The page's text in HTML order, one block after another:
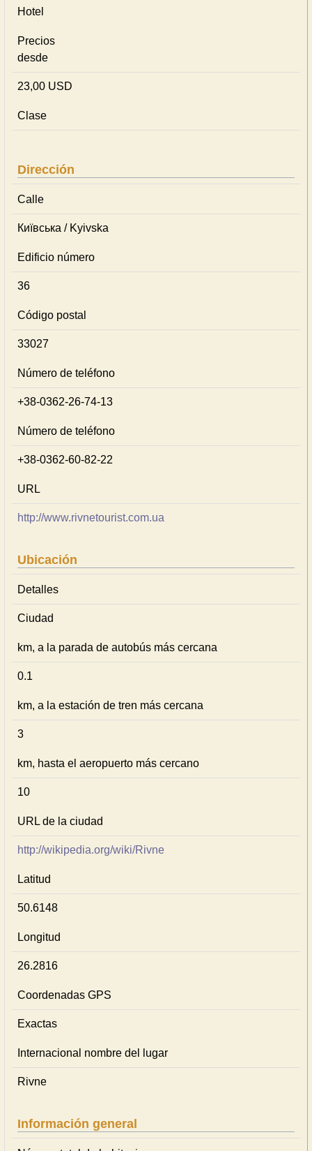
Hotel
Precios
desde
23,00 USD
Clase
Dirección
Calle
Київська / Kyivska
Edificio número
36
Código postal
33027
Número de teléfono
+38-0362-26-74-13
Número de teléfono
+38-0362-60-82-22
URL
http://www.rivnetourist.com.ua
Ubicación
Detalles
Ciudad
km, a la parada de autobús más cercana
0.1
km, a la estación de tren más cercana
3
km, hasta el aeropuerto más cercano
10
URL de la ciudad
http://wikipedia.org/wiki/Rivne
Latitud
50.6148
Longitud
26.2816
Coordenadas GPS
Exactas
Internacional nombre del lugar
Rivne
Información general